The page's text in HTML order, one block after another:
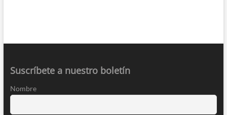
Suscríbete a nuestro boletín
Nombre